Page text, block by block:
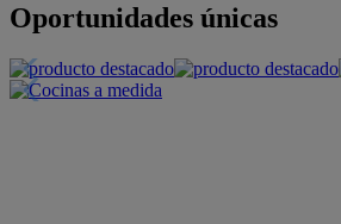
Oportunidades únicas